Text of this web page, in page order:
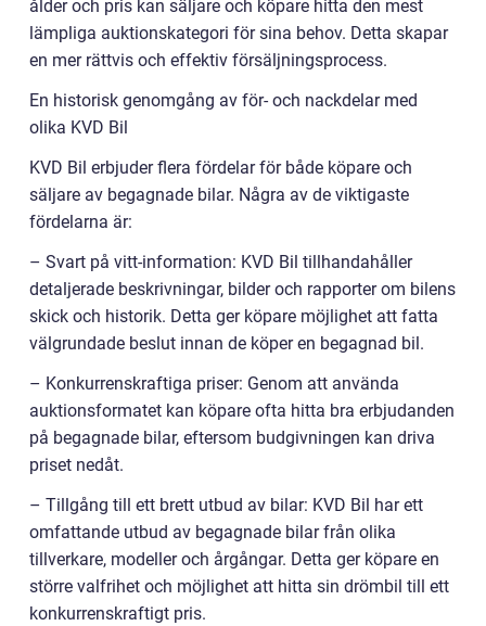
ålder och pris kan säljare och köpare hitta den mest
lämpliga auktionskategori för sina behov. Detta skapar
en mer rättvis och effektiv försäljningsprocess.
En historisk genomgång av för- och nackdelar med
olika KVD Bil
KVD Bil erbjuder flera fördelar för både köpare och
säljare av begagnade bilar. Några av de viktigaste
fördelarna är:
– Svart på vitt-information: KVD Bil tillhandahåller
detaljerade beskrivningar, bilder och rapporter om bilens
skick och historik. Detta ger köpare möjlighet att fatta
välgrundade beslut innan de köper en begagnad bil.
– Konkurrenskraftiga priser: Genom att använda
auktionsformatet kan köpare ofta hitta bra erbjudanden
på begagnade bilar, eftersom budgivningen kan driva
priset nedåt.
– Tillgång till ett brett utbud av bilar: KVD Bil har ett
omfattande utbud av begagnade bilar från olika
tillverkare, modeller och årgångar. Detta ger köpare en
större valfrihet och möjlighet att hitta sin drömbil till ett
konkurrenskraftigt pris.